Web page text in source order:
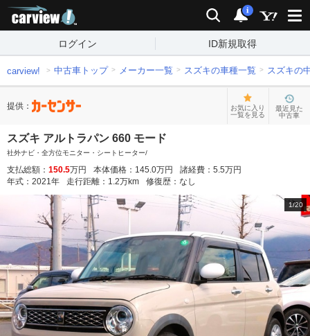
検索 通知
i
ログイン ID新規取得
carview! 中古車トップ メーカー一覧 スズキの車種一覧 スズキの
提供：
お気に入り
一覧を見る
最近見た
中古車
スズキ アルトラパン 660 モード
社外ナビ・全方位モニター・シートヒーター/
支払総額： 150.5万円 本体価格： 145.0万円 諸経費： 5.5万円
年式： 2021年 走行距離： 1.2万km 修復歴： なし
1/20